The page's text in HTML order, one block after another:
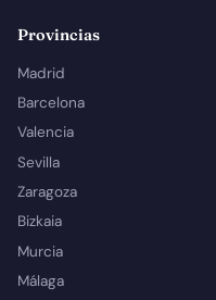
Provincias
Madrid
Barcelona
Valencia
Sevilla
Zaragoza
Bizkaia
Murcia
Málaga